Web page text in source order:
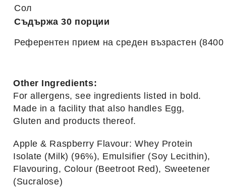
Сол
Съдържа 30 порции
Референтен прием на среден възрастен
Other Ingredients:
For allergens, see ingredients listed in bold.
Made in a facility that also handles Egg,
Gluten and products thereof.
Apple & Raspberry Flavour: Whey Protein
Isolate (Milk) (96%), Emulsifier (Soy Lecithin),
Flavouring, Colour (Beetroot Red), Sweetener
(Sucralose)